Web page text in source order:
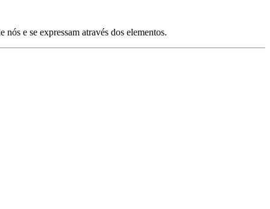
nós e se expressam através dos elementos.